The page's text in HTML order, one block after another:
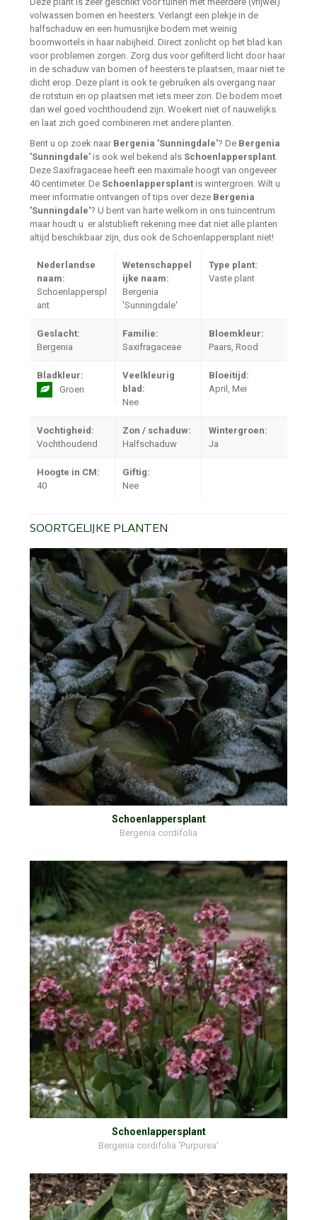
volwassen bomen en heesters. Verlangt een plekje in de
halfschaduw en een humusrijke bodem met weinig
boomwortels in haar nabijheid. Direct zonlicht op het blad kan
voor problemen zorgen. Zorg dus voor gefilterd licht door haar
in de schaduw van bomen of heesters te plaatsen, maar niet te
dicht erop. Deze plant is ook te gebruiken als overgang naar
de rotstuin en op plaatsen met iets meer zon. De bodem moet
dan wel goed vochthoudend zijn. Woekert niet of nauwelijks
en laat zich goed combineren met andere planten.
Bent u op zoek naar Bergenia 'Sunningdale'? De Bergenia
'Sunningdale' is ook wel bekend als Schoenlappersplant
Deze Saxifragaceae heeft een maximale hoogt van ongeveer
40 centimeter. De Schoenlappersplant is wintergroen. Wilt u
meer informatie ontvangen of tips over deze Bergenia
'Sunningdale'? U bent van harte welkom in ons tuincentrum
maar houdt u er alstublieft rekening mee dat niet alle planten
altijd beschikbaar zijn, dus ook de Schoenlappersplant niet!
Nederlandse
naam:
Schoenlapperspl
ant
Wetenschappel
ijke naam:
Bergenia
'Sunningdale'
Type plant:
Vaste plant
Geslacht:
Bergenia
Familie:
Saxifragaceae
Bloemkleur:
Paars, Rood
Bladkleur:
Groen
Veelkleurig
blad:
Nee
Bloeitijd:
April, Mei
Vochtigheid:
Vochthoudend
Zon / schaduw:
Halfschaduw
Wintergroen:
Ja
Hoogte in CM:
40
Giftig:
Nee
SOORTGELIJKE PLANTEN
Schoenlappersplant
Bergenia cordifolia
Schoenlappersplant
Bergenia cordifolia 'Purpurea'